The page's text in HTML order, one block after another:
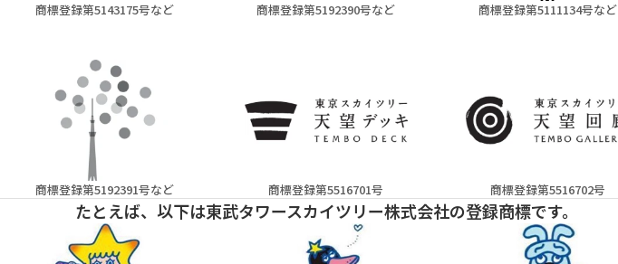
商標登録第5143175号など 商標登録第5192390号など 商標登録第5111134号など
商標登録第5192391号など 商標登録第5516701号 商標登録第5516702号
たとえば、以下は東武タワースカイツリー株式会社の登録商標です。